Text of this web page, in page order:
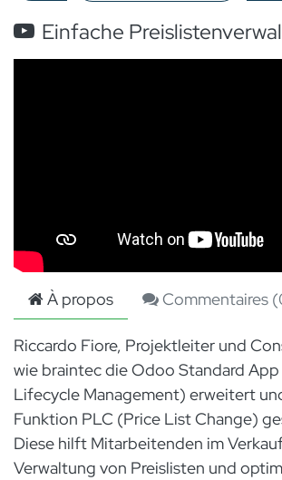
À propos Commentaires (
Riccardo Fiore, Projektleiter und
wie braintec die Odoo Standard
Lifecycle Management) erweitert
Funktion PLC (Price List Change)
Diese hilft Mitarbeitenden im
Verwaltung von Preislisten und